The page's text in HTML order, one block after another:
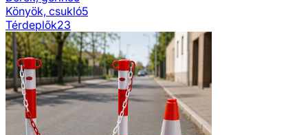
Könyök, csukló5
Térdeplők23